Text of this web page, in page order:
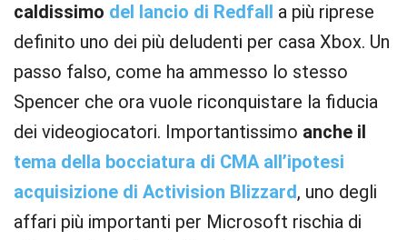
caldissimo del lancio di Redfall a più riprese
definito uno dei più deludenti per casa Xbox. Un
passo falso, come ha ammesso lo stesso
Spencer che ora vuole riconquistare la fiducia
dei videogiocatori. Importantissimo anche il
tema della bocciatura di CMA all’ipotesi
acquisizione di Activision Blizzard, uno degli
affari più importanti per Microsoft rischia di